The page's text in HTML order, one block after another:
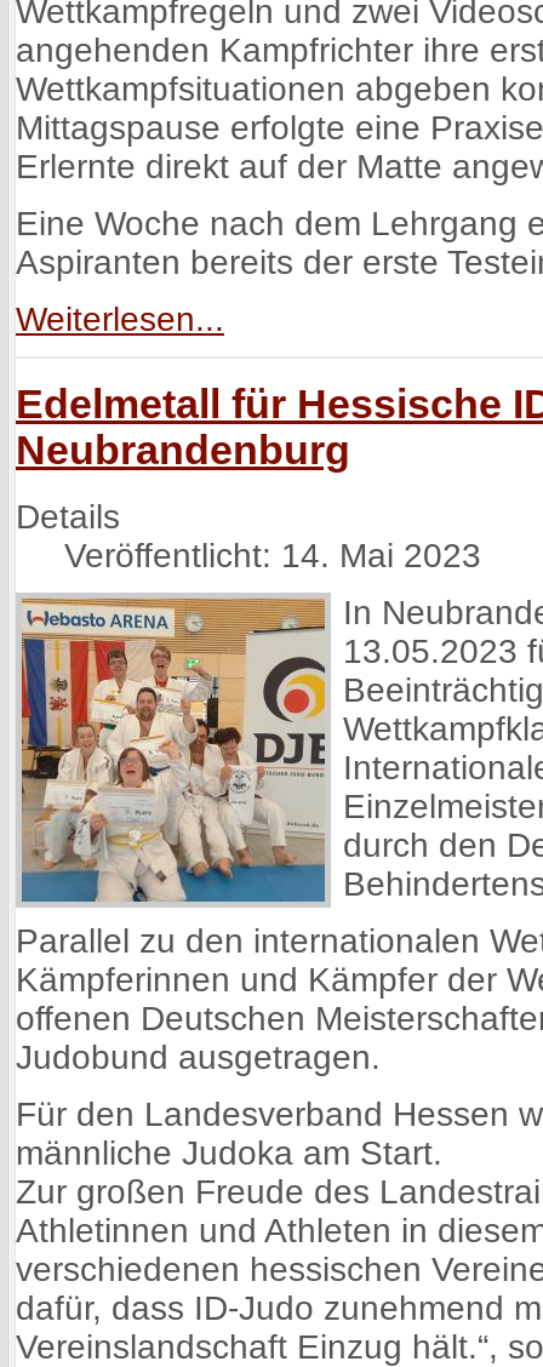
Wettkampfregeln und zwei
angehenden Kampfrichter ihre
Wettkampfsituationen abgeben
Mittagspause erfolgte eine
Erlernte direkt auf der Matte
Eine Woche nach dem Lehrgang
Aspiranten bereits der erste
Weiterlesen...
Edelmetall für Hessische
Neubrandenburg
Details
Veröffentlicht: 14. Mai 2023
In
13.05.2023
durch den
Parallel zu den internationalen
Kämpferinnen und Kämpfer der
offenen Deutschen
Judobund ausgetragen.
Für den Landesverband Hessen
männliche Judoka am Start.
Zur großen Freude des
Athletinnen und Athleten in
verschiedenen hessischen
dafür, dass ID-Judo zunehmend
Vereinslandschaft Einzug hält.“,